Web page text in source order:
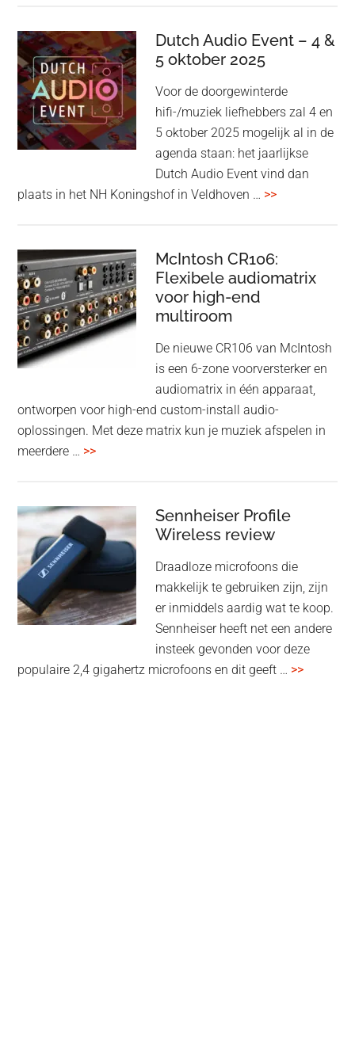
kondigt
Beo
Grace
aan:
high-
end
earbuds
titanium
Adaptive
noise
cancelling
Dutch Audio Event – 4 &
5 oktober 2025
Voor de doorgewinterde
hifi-/muziek liefhebbers zal 4 en
5 oktober 2025 mogelijk al in de
agenda staan: het jaarlijkse
Dutch Audio Event vind dan
plaats in het NH Koningshof in Veldhoven … >>overDutch
–
4
McIntosh CR106:
Flexibele audiomatrix
voor high-end
multiroom
De nieuwe CR106 van McIntosh
is een 6-zone voorversterker en
audiomatrix in één apparaat,
ontworpen voor high-end custom-install audio-
oplossingen. Met deze matrix kun je muziek afspelen in
meerdere … >>overMcIntosh
audiomatrix
voor
high-
end
multiroom
Sennheiser Profile
Wireless review
Draadloze microfoons die
makkelijk te gebruiken zijn, zijn
er inmiddels aardig wat te koop.
Sennheiser heeft net een andere
insteek gevonden voor deze
populaire 2,4 gigahertz microfoons en dit geeft … >>